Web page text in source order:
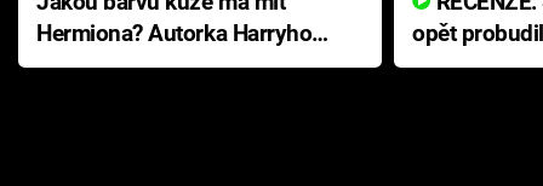
Hermiona? Autorka Harryho
Pottera přišla s ráznou
opět
přichází s